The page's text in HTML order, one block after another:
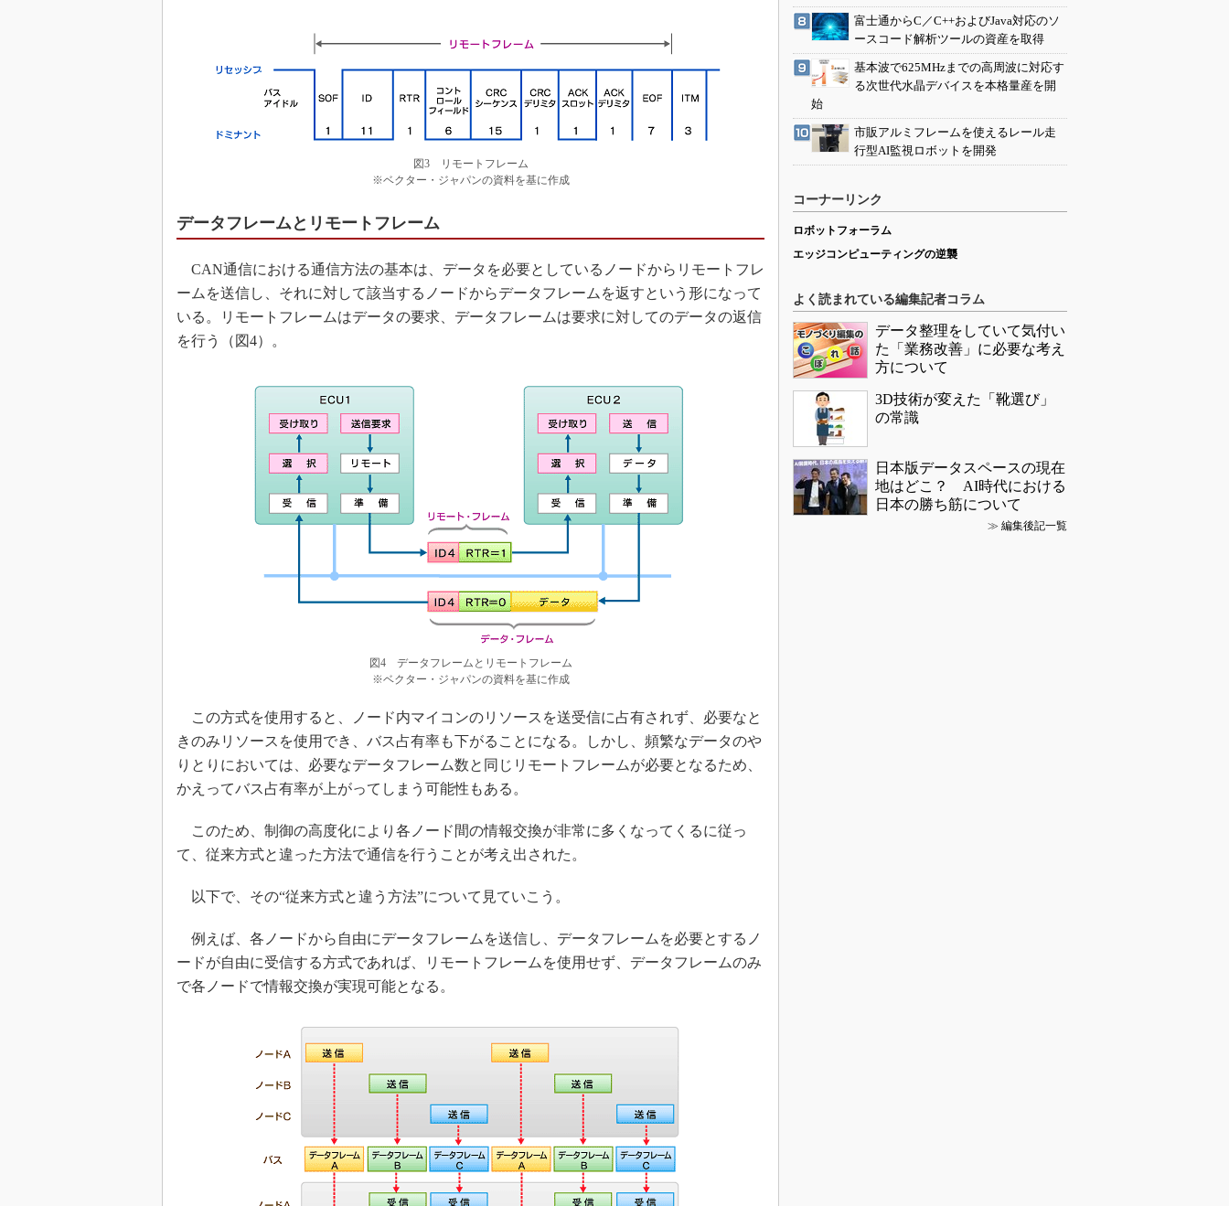
グローバル設計・開発
新型コロナへの対応
図3 リモートフレーム
※ベクター・ジャパンの資料を基に作成
データフレームとリモートフレーム
CAN通信における通信方法の基本は、データを必要としているノードからリモートフレ
ームを送信し、それに対して該当するノードからデータフレームを返すという形になって
いる。リモートフレームはデータの要求、データフレームは要求に対してのデータの返信
を行う（図4）。
図4 データフレームとリモートフレーム
※ベクター・ジャパンの資料を基に作成
この方式を使用すると、ノード内マイコンのリソースを送受信に占有されず、必要なと
きのみリソースを使用でき、バス占有率も下がることになる。しかし、頻繁なデータのや
りとりにおいては、必要なデータフレーム数と同じリモートフレームが必要となるため、
かえってバス占有率が上がってしまう可能性もある。
このため、制御の高度化により各ノード間の情報交換が非常に多くなってくるに従っ
て、従来方式と違った方法で通信を行うことが考え出された。
以下で、その“従来方式と違う方法”について見ていこう。
例えば、各ノードから自由にデータフレームを送信し、データフレームを必要とするノ
ードが自由に受信する方式であれば、リモートフレームを使用せず、データフレームのみ
で各ノードで情報交換が実現可能となる。
富士通からC／C++およびJava対応のソ
ースコード解析ツールの資産を取得
基本波で625MHzまでの高周波に対応す
る次世代水晶デバイスを本格量産を開
始
市販アルミフレームを使えるレール走
行型AI監視ロボットを開発
コーナーリンク
ロボットフォーラム
エッジコンピューティングの逆襲
よく読まれている編集記者コラム
データ整理をしていて気付い
た「業務改善」に必要な考え
方について
3D技術が変えた「靴選び」
の常識
日本版データスペースの現在
地はどこ？ AI時代における
日本の勝ち筋について
≫ 編集後記一覧